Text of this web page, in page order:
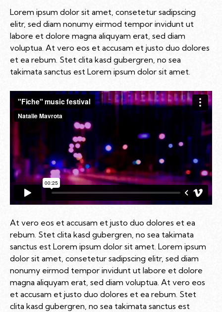
Lorem ipsum dolor sit amet, consetetur sadipscing
elitr, sed diam nonumy eirmod tempor invidunt ut
labore et dolore magna aliquyam erat, sed diam
voluptua. At vero eos et accusam et justo duo dolores
et ea rebum. Stet clita kasd gubergren, no sea
takimata sanctus est Lorem ipsum dolor sit amet.
At vero eos et accusam et justo duo dolores et ea
rebum. Stet clita kasd gubergren, no sea takimata
sanctus est Lorem ipsum dolor sit amet. Lorem ipsum
dolor sit amet, consetetur sadipscing elitr, sed diam
nonumy eirmod tempor invidunt ut labore et dolore
magna aliquyam erat, sed diam voluptua. At vero eos
et accusam et justo duo dolores et ea rebum. Stet
clita kasd gubergren, no sea takimata sanctus est